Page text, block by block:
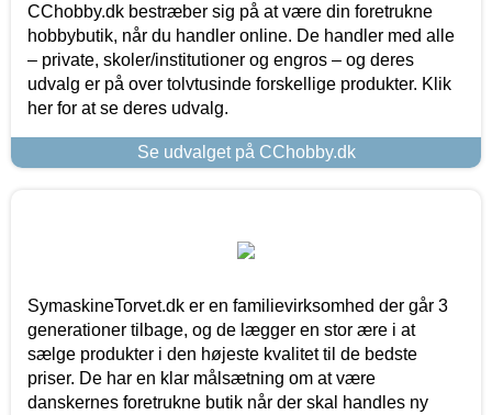
CChobby.dk bestræber sig på at være din foretrukne
hobbybutik, når du handler online. De handler med alle
– private, skoler/institutioner og engros – og deres
udvalg er på over tolvtusinde forskellige produkter. Klik
her for at se deres udvalg.
Se udvalget på CChobby.dk
SymaskineTorvet.dk er en familievirksomhed der går 3
generationer tilbage, og de lægger en stor ære i at
sælge produkter i den højeste kvalitet til de bedste
priser. De har en klar målsætning om at være
danskernes foretrukne butik når der skal handles ny